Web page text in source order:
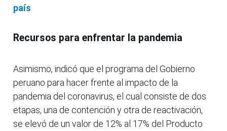
país
Recursos para enfrentar la pandemia
Asimismo, indicó que el programa del Gobierno
peruano para hacer frente al impacto de la
pandemia del coronavirus, el cual consiste de dos
etapas, una de contención y otra de reactivación,
se elevó de un valor de 12% al 17% del Producto